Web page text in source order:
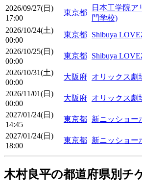
2026/09/27(日)
17:00
東京都
日本工学院ア
門学校)
2026/10/24(土)
00:00
東京都 Shibuya
2026/10/25(日)
00:00
東京都 Shibuya
2026/10/31(土)
00:00
大阪府 オリックス劇
2026/11/01(日)
00:00
大阪府 オリックス劇
2027/01/24(日)
14:45
東京都 新ニッショー
2027/01/24(日)
18:00
東京都 新ニッショー
木村良平の都道府県別チ